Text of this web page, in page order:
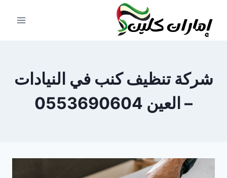
المحتوى
شركة تنظيف كنب في النيادات
– العين 0553690604